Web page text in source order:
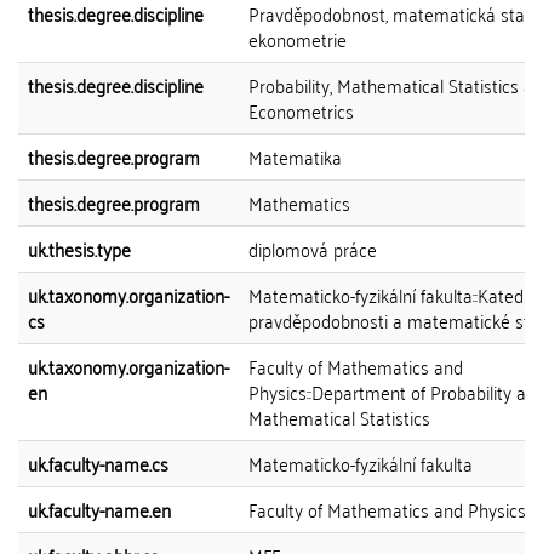
thesis.degree.discipline
Pravděpodobnost, matematická
ekonometrie
thesis.degree.discipline
Probability, Mathematical Statistics
Econometrics
thesis.degree.program
Matematika
thesis.degree.program
Mathematics
uk.thesis.type
diplomová práce
uk.taxonomy.organization-
cs
Matematicko-fyzikální fakulta::Katedra
pravděpodobnosti a matematické
uk.taxonomy.organization-
en
Faculty of Mathematics and
Physics::Department of Probability
Mathematical Statistics
uk.faculty-name.cs
Matematicko-fyzikální fakulta
uk.faculty-name.en
Faculty of Mathematics and Physics